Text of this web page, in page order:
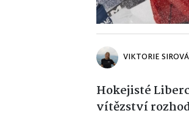
VIKTORIE
Hokejisté
vítězství